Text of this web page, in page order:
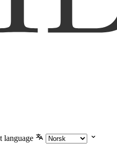
language